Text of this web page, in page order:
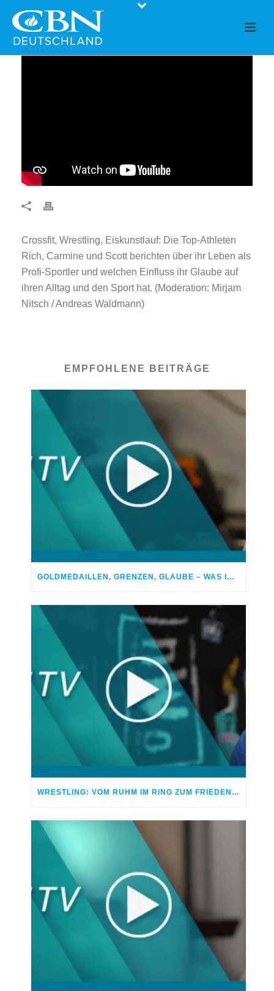
Crossfit, Wrestling, Eiskunstlauf: Die Top-Athleten
Rich, Carmine und Scott berichten über ihr Leben als
Profi-Sportler und welchen Einfluss ihr Glaube auf
ihren Alltag und den Sport hat. (Moderation: Mirjam
Nitsch / Andreas Waldmann)
EMPFOHLENE BEITRÄGE
GOLDMEDAILLEN, GRENZEN, GLAUBE – WAS IM LEBEN WIRKLICH ZÄHLT
WRESTLING: VOM RUHM IM RING ZUM FRIEDEN MIT GOTT